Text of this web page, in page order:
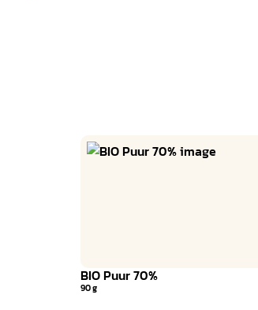
BIO Puur 70%
90 g